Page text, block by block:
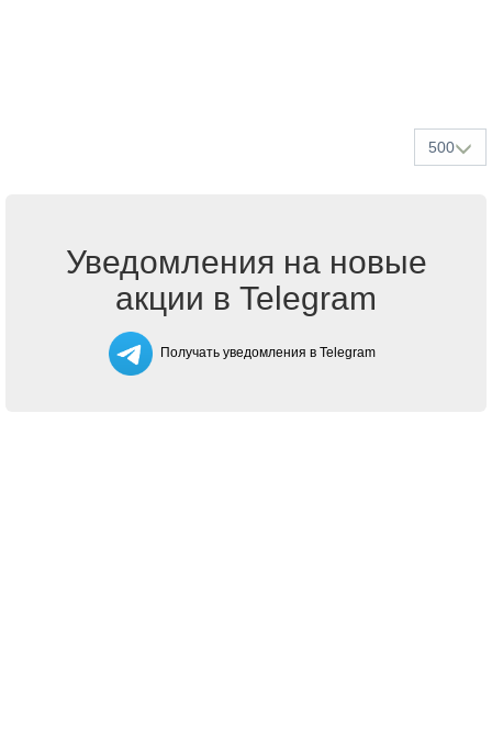
500
Уведомления на новые
акции в Telegram
Получать уведомления в Telegram